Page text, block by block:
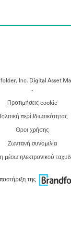
Inc. Digital Asset
·
Προτιμήσεις cookie
περί Ιδιωτικότητας
Όροι χρήσης
Ζωντανή συνομιλία
μέσω ηλεκτρονικού
της